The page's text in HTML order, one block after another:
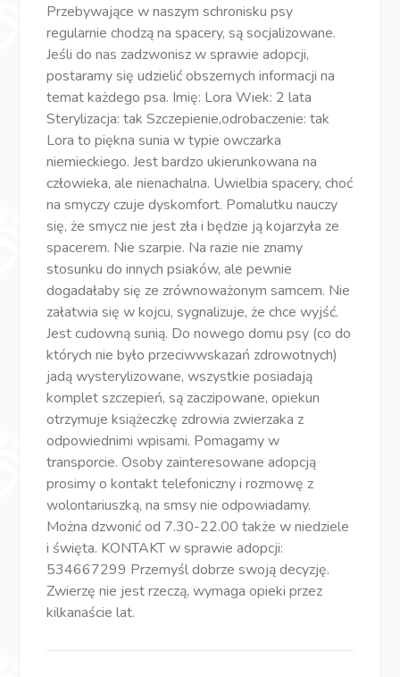
Przebywające w naszym schronisku psy
regularnie chodzą na spacery, są socjalizowane.
Jeśli do nas zadzwonisz w sprawie adopcji,
postaramy się udzielić obszernych informacji na
temat każdego psa. Imię: Lora Wiek: 2 lata
Sterylizacja: tak Szczepienie,odrobaczenie: tak
Lora to piękna sunia w typie owczarka
niemieckiego. Jest bardzo ukierunkowana na
człowieka, ale nienachalna. Uwielbia spacery, choć
na smyczy czuje dyskomfort. Pomalutku nauczy
się, że smycz nie jest zła i będzie ją kojarzyła ze
spacerem. Nie szarpie. Na razie nie znamy
stosunku do innych psiaków, ale pewnie
dogadałaby się ze zrównoważonym samcem. Nie
załatwia się w kojcu, sygnalizuje, że chce wyjść.
Jest cudowną sunią. Do nowego domu psy (co do
których nie było przeciwwskazań zdrowotnych)
jadą wysterylizowane, wszystkie posiadają
komplet szczepień, są zaczipowane, opiekun
otrzymuje książeczkę zdrowia zwierzaka z
odpowiednimi wpisami. Pomagamy w
transporcie. Osoby zainteresowane adopcją
prosimy o kontakt telefoniczny i rozmowę z
wolontariuszką, na smsy nie odpowiadamy.
Można dzwonić od 7.30-22.00 także w niedziele
i święta. KONTAKT w sprawie adopcji:
534667299 Przemyśl dobrze swoją decyzję.
Zwierzę nie jest rzeczą, wymaga opieki przez
kilkanaście lat.